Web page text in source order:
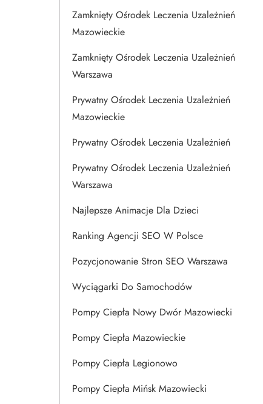
Zamknięty Ośrodek Leczenia Uzależnień
Mazowieckie
Zamknięty Ośrodek Leczenia Uzależnień
Warszawa
Prywatny Ośrodek Leczenia Uzależnień
Mazowieckie
Prywatny Ośrodek Leczenia Uzależnień
Prywatny Ośrodek Leczenia Uzależnień
Warszawa
Najlepsze Animacje Dla Dzieci
Ranking Agencji SEO W Polsce
Pozycjonowanie Stron SEO Warszawa
Wyciągarki Do Samochodów
Pompy Ciepła Nowy Dwór Mazowiecki
Pompy Ciepła Mazowieckie
Pompy Ciepła Legionowo
Pompy Ciepła Mińsk Mazowiecki